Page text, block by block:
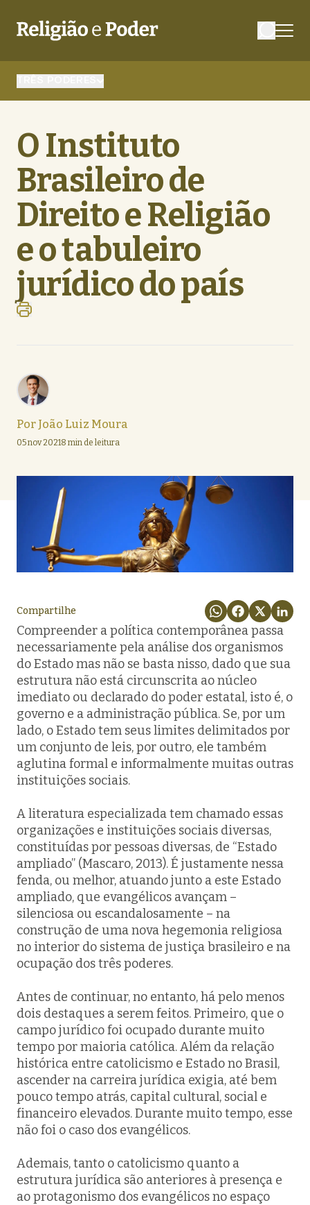
O Instituto
Brasileiro de
Direito e Religião
e o tabuleiro
jurídico do país
Por João Luiz Moura
05 nov 20218 min de leitura
Compartilhe
Compreender a política contemporânea passa
necessariamente pela análise dos organismos
do Estado mas não se basta nisso, dado que sua
estrutura não está circunscrita ao núcleo
imediato ou declarado do poder estatal, isto é, o
governo e a administração pública. Se, por um
lado, o Estado tem seus limites delimitados por
um conjunto de leis, por outro, ele também
aglutina formal e informalmente muitas outras
instituições sociais.
A literatura especializada tem chamado essas
organizações e instituições sociais diversas,
constituídas por pessoas diversas, de “Estado
ampliado” (Mascaro, 2013). É justamente nessa
fenda, ou melhor, atuando junto a este Estado
ampliado, que evangélicos avançam –
silenciosa ou escandalosamente – na
construção de uma nova hegemonia religiosa
no interior do sistema de justiça brasileiro e na
ocupação dos três poderes.
Antes de continuar, no entanto, há pelo menos
dois destaques a serem feitos. Primeiro, que o
campo jurídico foi ocupado durante muito
tempo por maioria católica. Além da relação
histórica entre catolicismo e Estado no Brasil,
ascender na carreira jurídica exigia, até bem
pouco tempo atrás, capital cultural, social e
financeiro elevados. Durante muito tempo, esse
não foi o caso dos evangélicos.
Ademais, tanto o catolicismo quanto a
estrutura jurídica são anteriores à presença e
ao protagonismo dos evangélicos no espaço